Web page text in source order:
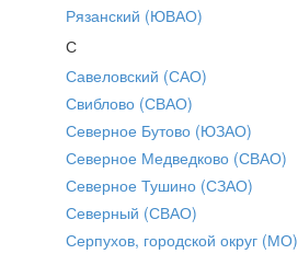
Рязанский (ЮВАО)
С
Савеловский (САО)
Свиблово (СВАО)
Северное Бутово (ЮЗАО)
Северное Медведково (СВАО)
Северное Тушино (СЗАО)
Северный (СВАО)
Серпухов, городской округ (МО)